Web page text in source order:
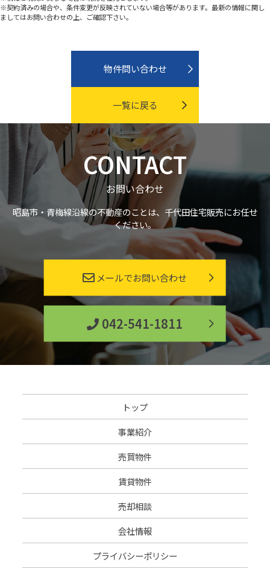
※契約済みの場合や、条件変更が反映されていない場合等があります。最新の情報に関し
ましてはお問い合わせの上、ご確認下さい。
物件問い合わせ
一覧に戻る
CONTACT
お問い合わせ
昭島市・青梅線沿線の不動産のことは、千代田住宅販売にお任せ
ください。
メールでお問い合わせ
042-541-1811
トップ
事業紹介
売買物件
賃貸物件
売却相談
会社情報
プライバシーポリシー